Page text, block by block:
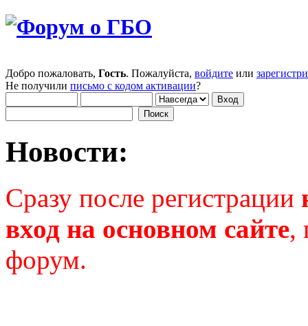
Добро пожаловать, Гость. Пожалуйста, войдите или
Не получили письмо с кодом активации?
Новости:
Сразу после регистрации
вход на основном сайте,
форум.